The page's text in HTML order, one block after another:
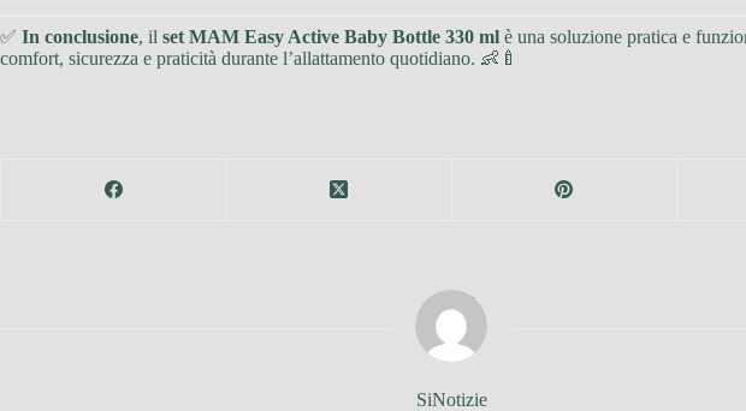
✅ In conclusione, il set MAM Easy Active Baby Bottle 330 ml è una soluzione pratica e
comfort, sicurezza e praticità durante l’allattamento quotidiano. 👶🍼
SiNotizie